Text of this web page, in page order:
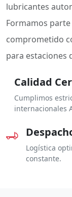
lubricantes
Formamos
comprometido
para estaciones
Calidad
Cumplimos
internacionales
Logística
constante.